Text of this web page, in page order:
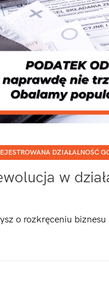
DZIAŁALNOŚĆ
w
o rozkręceniu